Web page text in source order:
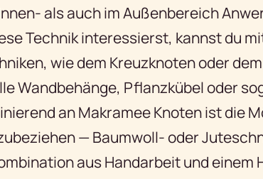
als auch im Außenbereich
Technik interessierst, kannst du
wie dem Kreuzknoten oder dem
Wandbehänge, Pflanzkübel oder
an Makramee Knoten ist die
— Baumwoll- oder
aus Handarbeit und einem